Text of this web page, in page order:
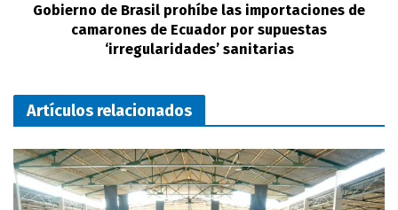
Gobierno de Brasil prohíbe las importaciones de
camarones de Ecuador por supuestas
‘irregularidades’ sanitarias
Artículos relacionados